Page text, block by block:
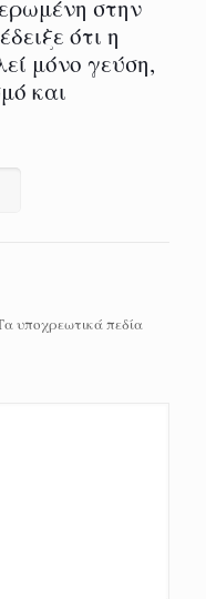
στην
ότι η
μόνο γεύση,
και
υποχρεωτικά πεδία